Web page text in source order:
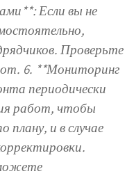
Если вы не
Проверьте
6. **Мониторинг
периодически
работ, чтобы
плану, и в случае